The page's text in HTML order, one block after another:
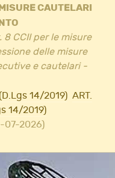
CAUTELARI
CCII per le misure
delle misure
e cautelari -
14/2019) ART.
14/2019)
07-2026)